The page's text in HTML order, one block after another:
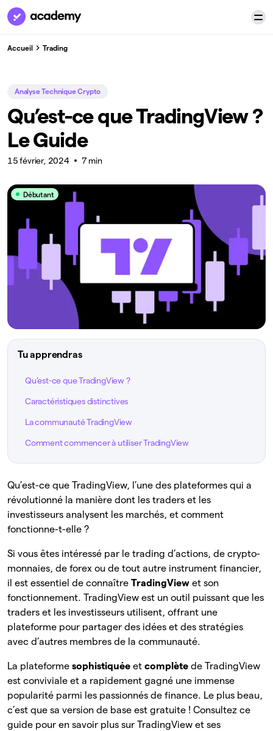
Accueil Trading
Analyse Technique Crypto
Qu’est-ce que TradingView ?
Le Guide
15 février, 2024 7 min
Débutant
Tu apprendras
Qu’est-ce que TradingView ?
Caractéristiques distinctives
La communauté TradingView
Comment commencer à utiliser TradingView
Qu’est-ce que TradingView, l’une des plateformes qui a
révolutionné la manière dont les traders et les
investisseurs analysent les marchés, et comment
fonctionne-t-elle ?
Si vous êtes intéressé par le trading d’actions, de crypto-
monnaies, de forex ou de tout autre instrument financier,
il est essentiel de connaître TradingView et son
fonctionnement. TradingView est un outil puissant que les
traders et les investisseurs utilisent, offrant une
plateforme pour partager des idées et des stratégies
avec d’autres membres de la communauté.
La plateforme sophistiquée et complète de TradingView
est conviviale et a rapidement gagné une immense
popularité parmi les passionnés de finance. Le plus beau,
c’est que sa version de base est gratuite ! Consultez ce
guide pour en savoir plus sur TradingView et ses